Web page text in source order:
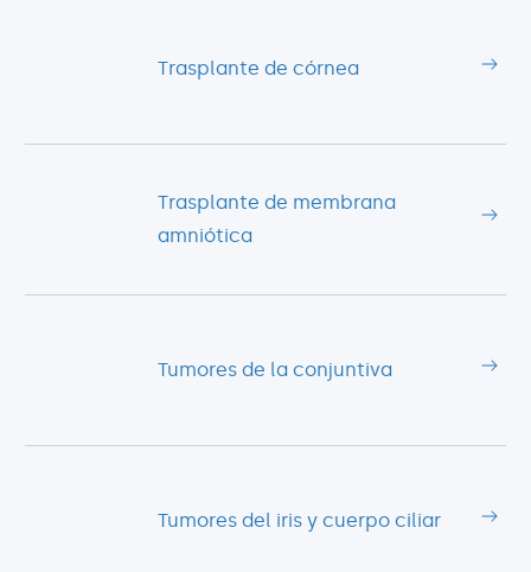
Trasplante de córnea
Trasplante de membrana
amniótica
Tumores de la conjuntiva
Tumores del iris y cuerpo ciliar